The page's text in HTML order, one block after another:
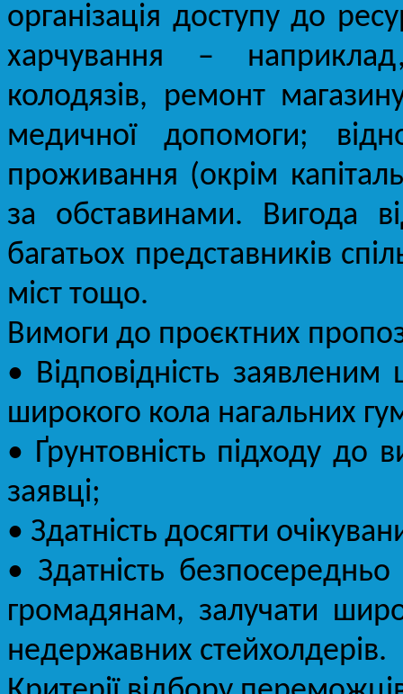
організація доступу до
харчування –
колодязів, ремонт
медичної допомоги;
проживання (окрім
за обставинами. Вигода
багатьох представників
міст тощо.
Вимоги до проєктних
• Відповідність
широкого кола нагальних
• Ґрунтовність підходу до
заявці;
• Здатність досягти
• Здатність
громадянам, залучати
недержавних стейхолдерів.